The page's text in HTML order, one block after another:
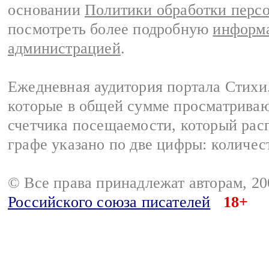
основании Политики обработки
посмотреть более подробную
администрацией.
Ежедневная аудитория портала
которые в общей сумме
счетчика посещаемости, который
графе указано по две цифры:
© Все права принадлежат авторам,
Российского союза писателей
18+